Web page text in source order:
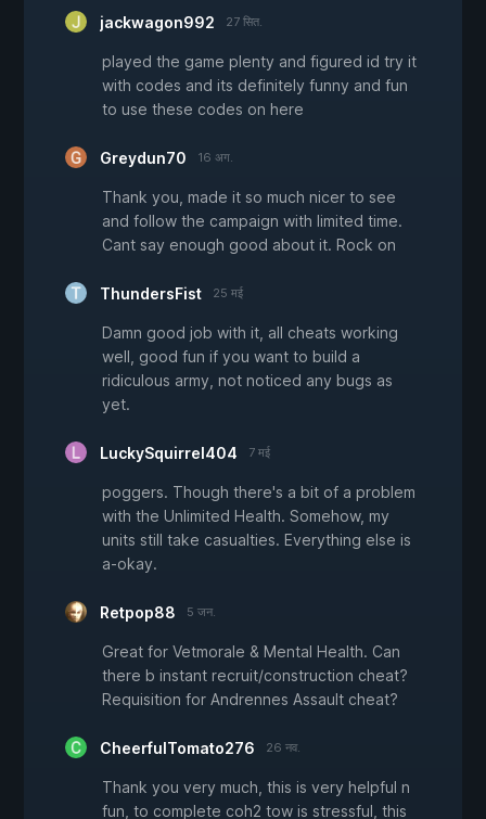
jackwagon992 27 सित.
played the game plenty and figured id try it
with codes and its definitely funny and fun
to use these codes on here
Greydun70 16 अग.
Thank you, made it so much nicer to see
and follow the campaign with limited time.
Cant say enough good about it. Rock on
ThundersFist 25 मई
Damn good job with it, all cheats working
well, good fun if you want to build a
ridiculous army, not noticed any bugs as
yet.
LuckySquirrel404 7 मई
poggers. Though there's a bit of a problem
with the Unlimited Health. Somehow, my
units still take casualties. Everything else is
a-okay.
Retpop88 5 जन.
Great for Vetmorale & Mental Health. Can
there b instant recruit/construction cheat?
Requisition for Andrennes Assault cheat?
CheerfulTomato276 26 नव.
Thank you very much, this is very helpful n
fun, to complete coh2 tow is stressful, this